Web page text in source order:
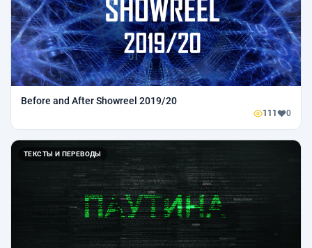
Before and After Showreel 2019/20
111 0
ТЕКСТЫ И ПЕРЕВОДЫ